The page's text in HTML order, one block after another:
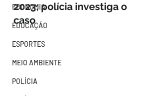
ECONOMIA
EDUCAÇÃO
ESPORTES
MEIO AMBIENTE
POLÍCIA
2023; polícia investiga o
caso